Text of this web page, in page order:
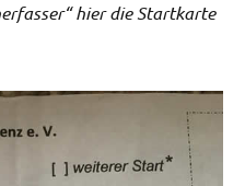
hier die Startkarte